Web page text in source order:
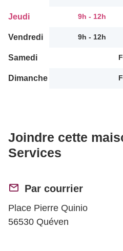
Jeudi 9h - 12h
Vendredi 9h - 12h
Samedi
Dimanche
Joindre cette
Services
Par courrier
Place Pierre Quinio
56530 Quéven